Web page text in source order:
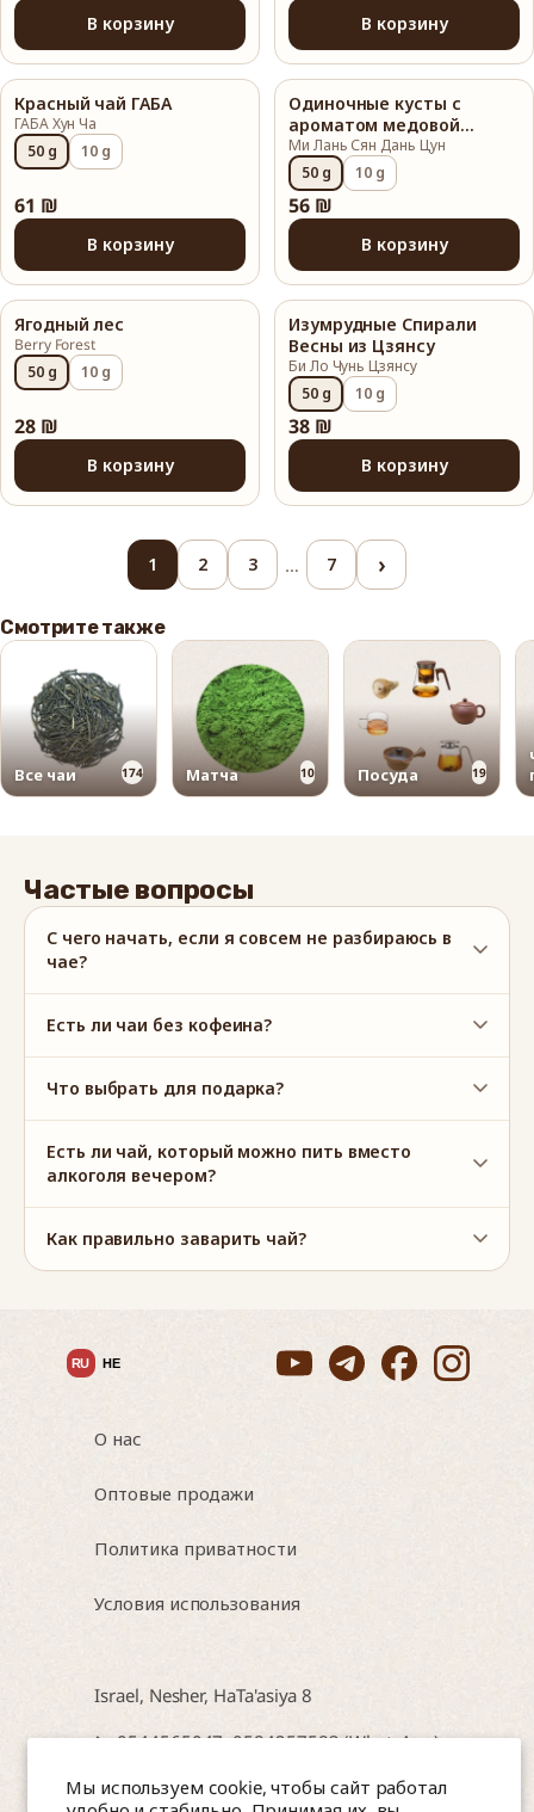
Мы используем cookie, чтобы сайт работал
В корзину В корзину
Красный чай ГАБА
ГАБА Хун Ча
50 g
10 g
61 ₪
В корзину
Одиночные кусты с
ароматом медовой
орхидеи
Ми Лань Сян Дань Цун
50 g
10 g
56 ₪
В корзину
Ягодный лес
Berry Forest
50 g
10 g
28 ₪
В корзину
Изумрудные Спирали
Весны из Цзянсу
Би Ло Чунь Цзянсу
50 g
10 g
38 ₪
В корзину
1 2 3 … 7 ›
Смотрите также
Все чаи 174 Матча 10 Посуда 19
Частые вопросы
С чего начать, если я совсем не разбираюсь в
чае?
Есть ли чаи без кофеина?
Что выбрать для подарка?
Есть ли чай, который можно пить вместо
алкоголя вечером?
Как правильно заварить чай?
О нас
Оптовые продажи
Политика приватности
Условия использования
Israel, Nesher, HaTa'asiya 8
📞 0544565047, 0584257583 (WhatsApp)
📩 amitea.co.il@gmail.com
RU HE